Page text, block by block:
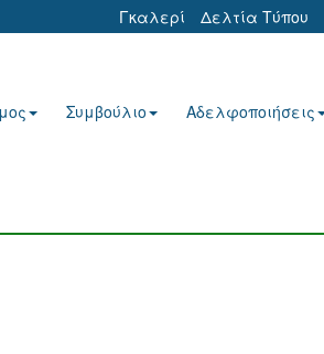
Γκαλερί Δελτία Τύπου
Συμβούλιο Αδελφοποιήσεις